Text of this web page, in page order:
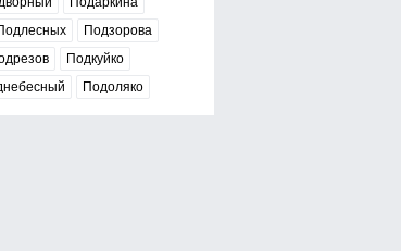
Подзорова
Подкуйко
Подоляко